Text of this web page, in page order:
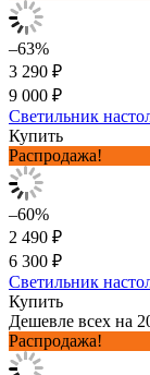
–63%
3 290 ₽
9 000 ₽
Светильник
Купить
Распродажа!
–60%
2 490 ₽
6 300 ₽
Светильник
Купить
Дешевле всех на
Распродажа!